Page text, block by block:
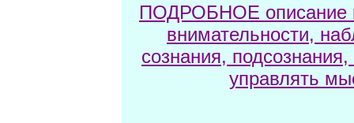
ПОДРОБНОЕ описание
внимательности,
сознания,
управлять